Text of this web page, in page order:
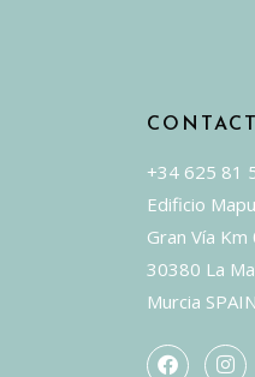
+34 625 81
Edificio
Gran Vía Km
30380 La
Murcia SPAIN